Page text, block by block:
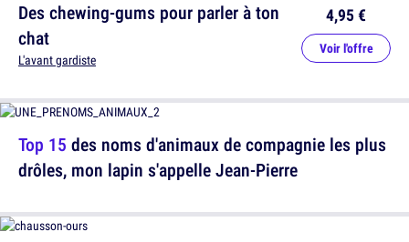
Des chewing-gums pour parler à ton
chat
L'avant gardiste
4,95 €
Voir l'offre
Top 15 des noms d'animaux de compagnie les plus
drôles, mon lapin s'appelle Jean-Pierre